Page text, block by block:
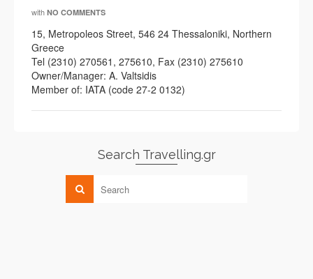
with NO COMMENTS
15, Metropoleos Street, 546 24 Thessaloniki, Northern
Greece
Tel (2310) 270561, 275610, Fax (2310) 275610
Owner/Manager: A. Valtsidis
Member of: IATA (code 27-2 0132)
Search Travelling.gr